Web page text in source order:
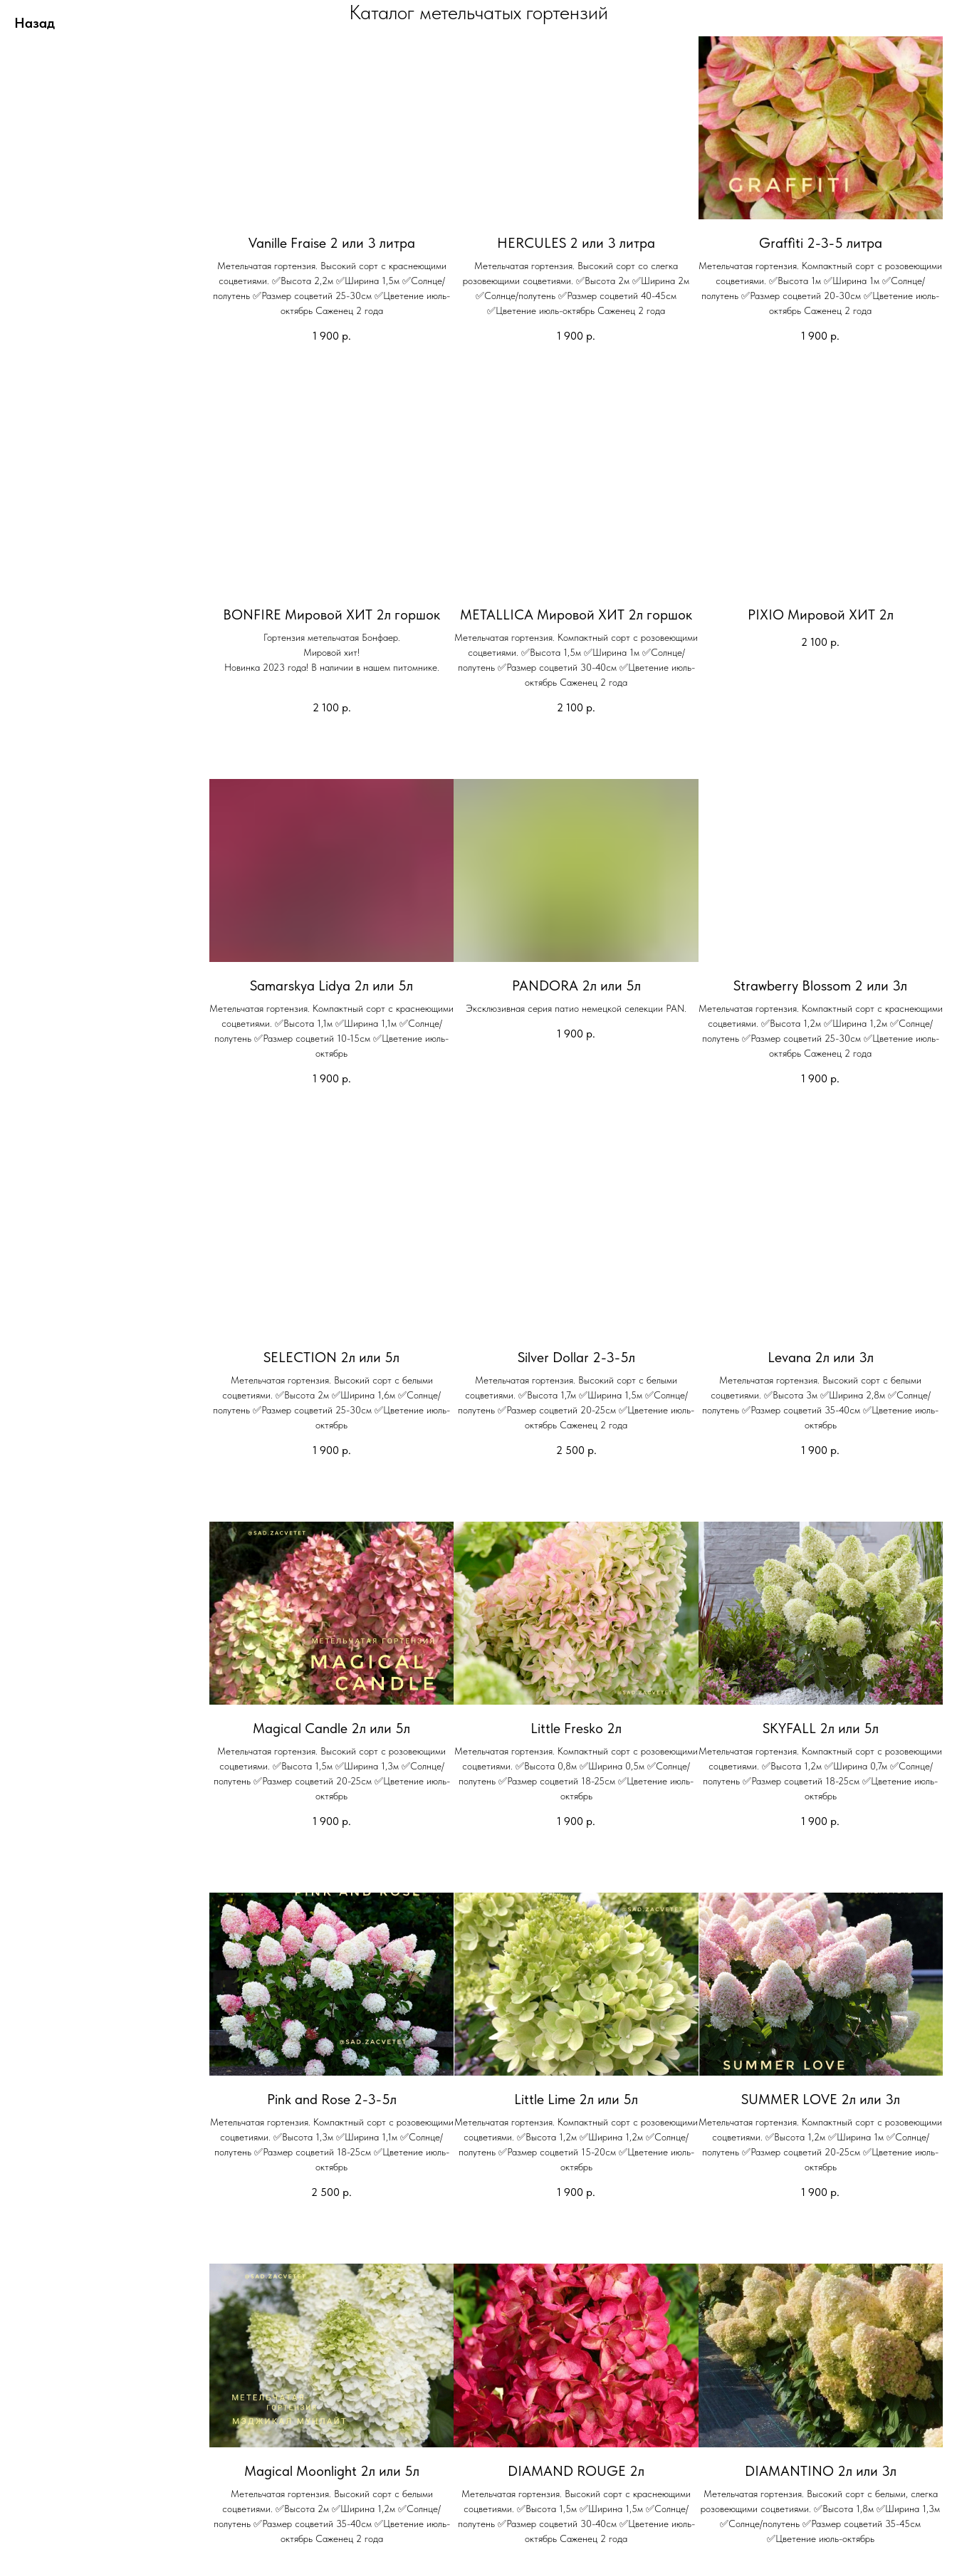
Назад Каталог метельчатых гортензий
Vanille Fraise 2 или 3 литра
Метельчатая гортензия. Высокий сорт с краснеющими
соцветиями. ✅Высота 2,2м ✅Ширина 1,5м ✅Солнце/
полутень ✅Размер соцветий 25-30см ✅Цветение июль-
октябрь Саженец 2 года
1 900 р.
HERCULES 2 или 3 литра
Метельчатая гортензия. Высокий сорт со слегка
розовеющими соцветиями. ✅Высота 2м ✅Ширина 2м
✅Солнце/полутень ✅Размер соцветий 40-45см
✅Цветение июль-октябрь Саженец 2 года
1 900 р.
Graffiti 2-3-5 литра
Метельчатая гортензия. Компактный сорт с розовеющими
соцветиями. ✅Высота 1м ✅Ширина 1м ✅Солнце/
полутень ✅Размер соцветий 20-30см ✅Цветение июль-
октябрь Саженец 2 года
1 900 р.
BONFIRE Мировой ХИТ 2л горшок
Гортензия метельчатая Бонфаер.
Мировой хит!
Новинка 2023 года! В наличии в нашем питомнике.
2 100 р.
METALLICA Мировой ХИТ 2л горшок
Метельчатая гортензия. Компактный сорт с розовеющими
соцветиями. ✅Высота 1,5м ✅Ширина 1м ✅Солнце/
полутень ✅Размер соцветий 30-40см ✅Цветение июль-
октябрь Саженец 2 года
2 100 р.
PIXIO Мировой ХИТ 2л
2 100 р.
Samarskya Lidya 2л или 5л
Метельчатая гортензия. Компактный сорт с краснеющими
соцветиями. ✅Высота 1,1м ✅Ширина 1,1м ✅Солнце/
полутень ✅Размер соцветий 10-15см ✅Цветение июль-
октябрь
1 900 р.
PANDORA 2л или 5л
Эксклюзивная серия патио немецкой селекции PAN.
1 900 р.
Strawberry Blossom 2 или 3л
Метельчатая гортензия. Компактный сорт с краснеющими
соцветиями. ✅Высота 1,2м ✅Ширина 1,2м ✅Солнце/
полутень ✅Размер соцветий 25-30см ✅Цветение июль-
октябрь Саженец 2 года
1 900 р.
SELECTION 2л или 5л
Метельчатая гортензия. Высокий сорт с белыми
соцветиями. ✅Высота 2м ✅Ширина 1,6м ✅Солнце/
полутень ✅Размер соцветий 25-30см ✅Цветение июль-
октябрь
1 900 р.
Silver Dollar 2-3-5л
Метельчатая гортензия. Высокий сорт с белыми
соцветиями. ✅Высота 1,7м ✅Ширина 1,5м ✅Солнце/
полутень ✅Размер соцветий 20-25см ✅Цветение июль-
октябрь Саженец 2 года
2 500 р.
Levana 2л или 3л
Метельчатая гортензия. Высокий сорт с белыми
соцветиями. ✅Высота 3м ✅Ширина 2,8м ✅Солнце/
полутень ✅Размер соцветий 35-40см ✅Цветение июль-
октябрь
1 900 р.
Magical Candle 2л или 5л
Метельчатая гортензия. Высокий сорт с розовеющими
соцветиями. ✅Высота 1,5м ✅Ширина 1,3м ✅Солнце/
полутень ✅Размер соцветий 20-25см ✅Цветение июль-
октябрь
1 900 р.
Little Fresko 2л
Метельчатая гортензия. Компактный сорт с розовеющими
соцветиями. ✅Высота 0,8м ✅Ширина 0,5м ✅Солнце/
полутень ✅Размер соцветий 18-25см ✅Цветение июль-
октябрь
1 900 р.
SKYFALL 2л или 5л
Метельчатая гортензия. Компактный сорт с розовеющими
соцветиями. ✅Высота 1,2м ✅Ширина 0,7м ✅Солнце/
полутень ✅Размер соцветий 18-25см ✅Цветение июль-
октябрь
1 900 р.
Pink and Rose 2-3-5л
Метельчатая гортензия. Компактный сорт с розовеющими
соцветиями. ✅Высота 1,3м ✅Ширина 1,1м ✅Солнце/
полутень ✅Размер соцветий 18-25см ✅Цветение июль-
октябрь
2 500 р.
Little Lime 2л или 5л
Метельчатая гортензия. Компактный сорт с розовеющими
соцветиями. ✅Высота 1,2м ✅Ширина 1,2м ✅Солнце/
полутень ✅Размер соцветий 15-20см ✅Цветение июль-
октябрь
1 900 р.
SUMMER LOVE 2л или 3л
Метельчатая гортензия. Компактный сорт с розовеющими
соцветиями. ✅Высота 1,2м ✅Ширина 1м ✅Солнце/
полутень ✅Размер соцветий 20-25см ✅Цветение июль-
октябрь
1 900 р.
Magical Moonlight 2л или 5л
Метельчатая гортензия. Высокий сорт с белыми
соцветиями. ✅Высота 2м ✅Ширина 1,2м ✅Солнце/
полутень ✅Размер соцветий 35-40см ✅Цветение июль-
октябрь Саженец 2 года
DIAMAND ROUGE 2л
Метельчатая гортензия. Высокий сорт с краснеющими
соцветиями. ✅Высота 1,5м ✅Ширина 1,5м ✅Солнце/
полутень ✅Размер соцветий 30-40см ✅Цветение июль-
октябрь Саженец 2 года
DIAMANTINO 2л или 3л
Метельчатая гортензия. Высокий сорт с белыми, слегка
розовеющими соцветиями. ✅Высота 1,8м ✅Ширина 1,3м
✅Солнце/полутень ✅Размер соцветий 35-45см
✅Цветение июль-октябрь